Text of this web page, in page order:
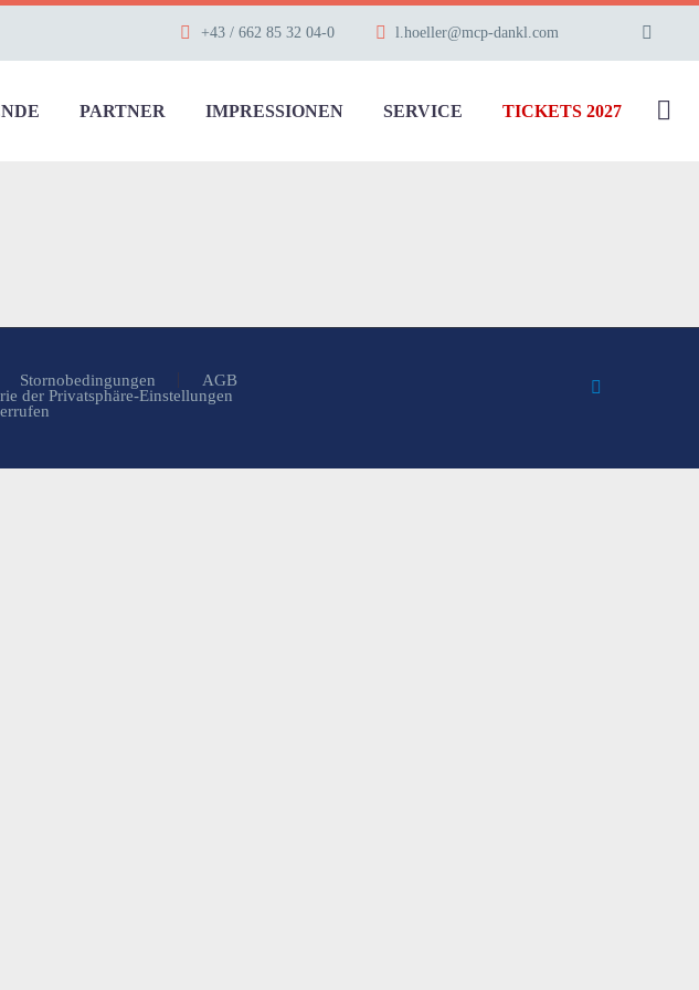
+43 / 662 85 32 04-0 l.hoeller@mcp-dankl.com
PARTNER IMPRESSIONEN SERVICE TICKETS 2027
Stornobedingungen
AGB
der Privatsphäre-Einstellungen